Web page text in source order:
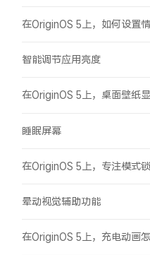
智能调节应用亮度
在OriginOS 5上，桌面壁纸
睡眠屏幕
在OriginOS 5上，专注模式
晕动视觉辅助功能
在OriginOS 5上，充电动画